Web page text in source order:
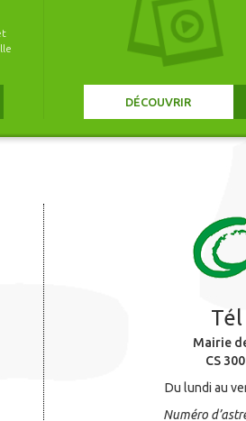
DÉCOUVRIR
Tél
Mairie
CS
Du lundi au
Numéro